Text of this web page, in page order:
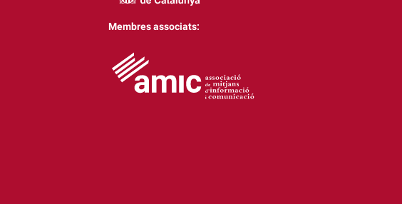
Membres associats: